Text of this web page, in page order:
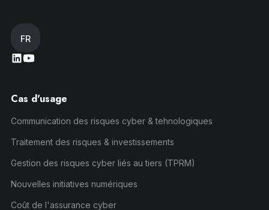
FR
Cas d'usage
Communication des risques cyber & tehnologiques
Traitement des risques & investissements
Gestion des risques cyber liés au tiers (TPRM)
Nouvelles initiatives numériques
Coût de l'assurance cyber